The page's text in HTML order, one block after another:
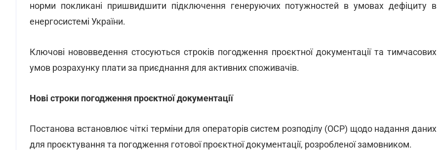
норми покликані пришвидшити підключення генеруючих потужностей в умовах дефіциту в
енергосистемі України.
Ключові нововведення стосуються строків погодження проєктної документації та тимчасових
умов розрахунку плати за приєднання для активних споживачів.
Нові строки погодження проєктної документації
Постанова встановлює чіткі терміни для операторів систем розподілу (ОСР) щодо надання даних
для проєктування та погодження готової проєктної документації, розробленої замовником.